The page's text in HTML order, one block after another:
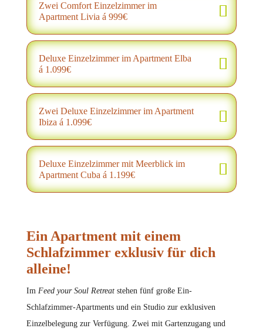
Zwei Comfort Einzelzimmer im
Apartment Livia á 999€
Deluxe Einzelzimmer im Apartment Elba
á 1.099€
Zwei Deluxe Einzelzimmer im Apartment
Ibiza á 1.099€
Deluxe Einzelzimmer mit Meerblick im
Apartment Cuba á 1.199€
Ein Apartment mit einem
Schlafzimmer exklusiv für dich
alleine!
Im Feed your Soul Retreatstehen fünf große Ein-
Schlafzimmer-Apartments und ein Studio zur exklusiven
Einzelbelegung zur Verfügung. Zwei mit Gartenzugang und